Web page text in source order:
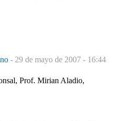
- 29 de mayo de 2007 - 16:44
Prof. Mirian Aladio,